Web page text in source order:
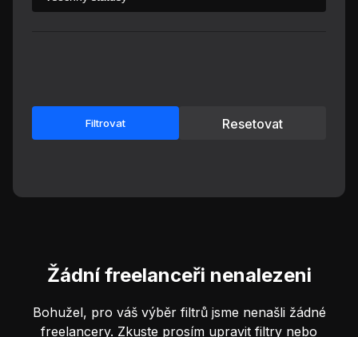
Filtrovat Resetovat
Žádní freelanceři nenalezeni
Bohužel, pro váš výběr filtrů jsme nenašli žádné
freelancery. Zkuste prosím upravit filtry nebo